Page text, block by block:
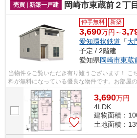
売買 | 新築一戸建 岡崎市東蔵前２丁目17-8『仲
仲手無料 新築
3,690万円～
愛知環状鉄道 「大
予定 / 2階建
愛知県岡崎市東蔵
当物件をご覧いただき有り難うございます！ こ
料が無料になっている優良な物件です。お部屋
せて頂きますのでお気軽にお問合せ下...
3,690万円
4LDK
建物面積：
土地面積：